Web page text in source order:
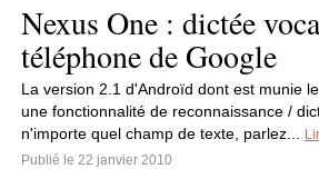
Nexus One : dictée
téléphone de Google
La version 2.1 d'Androïd dont est munie
une fonctionnalité de reconnaissance /
n'importe quel champ de texte, parlez...
Publié le 22 janvier 2010